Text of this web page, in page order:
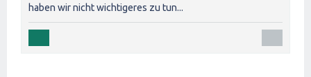
haben wir nicht wichtigeres zu tun...